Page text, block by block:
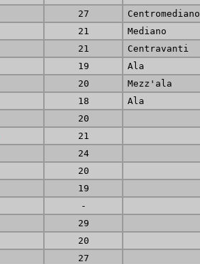
27 Centromediano
21 Mediano
21 Centravanti
19 Ala
20 Mezz'ala
18 Ala
20
21
24
20
19
-
29
20
27